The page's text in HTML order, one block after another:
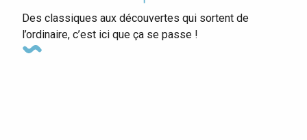
Des classiques aux découvertes qui sortent de
l’ordinaire, c’est ici que ça se passe !